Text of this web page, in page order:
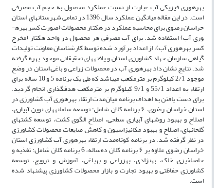
بهره­وری فیزیکی آب عبارت از نسبت عملکرد محصول به حجم آب مصرفی
است. در این مقاله میانگین عملکرد سال 1396 در تمامی شهرستان­های استان
خراسان رضوی برای محاسبه عملکرد در هکتار محصولات (صورت کسر بهره­
وری آب) استفاده شد. برای آب مصرفی هر محصول در واحد هکتار (مخرج
کسر بهره­وری آب)، از اعداد برآورد شده توسط کارشناسان معاونت تولیدات
گیاهی سازمان جهاد کشاورزی استان و یافته­های تحقیقاتی موجود بهره گرفته
شد. نتایج نشان داد بهره­وری آب در محصولات زراعی و باغی استان در وضع
موجود 2/1 کیلوگرم بر مترمکعب می­باشد که طی یک برنامه 5 و 10 ساله برای
ارتقاء به اعداد 55/1 و 9/1 کیلوگرم بر مترمکعب هدف­گذاری انجام گردید.
برای دست یافتن به اهداف برنامه میان‌مدت ارتقاء بهره­وری آب کشاورزی در
استان خراسان رضوی، ۶ برنامه کلان شامل: توسعه سامانه­های نوین آبیاری،
اصلاح و بهبود روش­های آبیاری سطحی، اصلاح الگوی کشت، توسعه کشت­های
گلخانه­ای، اصلاح و بهبود مکانیزاسیون و کاهش ضایعات محصولات کشاورزی
در نظر گرفته شد. در برنامه کوتاه‌مدت ارتقاء بهره­وری آب کشاورزی استان
خراسان رضوی علاوه بر ۶ برنامه کلان ده‌ساله، 6 برنامه کلان شامل: تغذیه و
حاصلخیزی خاک، به­نژادی، به­زراعی و به­باغی، آموزش و ترویج، توسعه
کشاورزی حفاظتی و بهبود تجارت و بازار محصولات کشاورزی پیشنهاد شده
است.